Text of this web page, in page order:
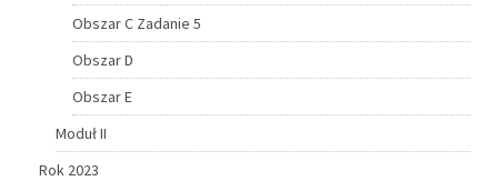
Obszar C Zadanie 5
Obszar D
Obszar E
Moduł II
Rok 2023